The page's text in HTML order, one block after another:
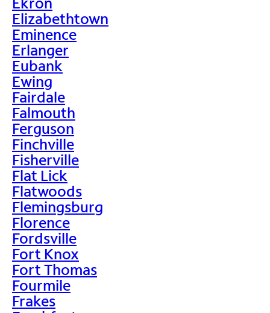
Elizabethtown
Eminence
Erlanger
Eubank
Ewing
Fairdale
Falmouth
Ferguson
Finchville
Fisherville
Flat Lick
Flatwoods
Flemingsburg
Florence
Fordsville
Fort Knox
Fort Thomas
Fourmile
Frakes